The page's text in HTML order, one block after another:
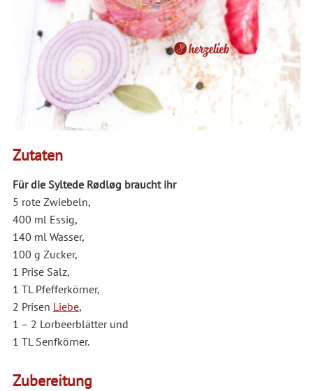
Zutaten
Für die Syltede Rødløg braucht ihr
5 rote Zwiebeln,
400 ml Essig,
140 ml Wasser,
100 g Zucker,
1 Prise Salz,
1 TL Pfefferkörner,
2 Prisen Liebe,
1 – 2 Lorbeerblätter und
1 TL Senfkörner.
Zubereitung